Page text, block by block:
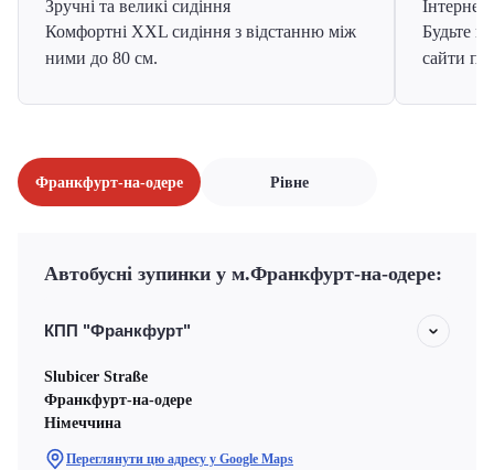
Зручні та великі сидіння
Комфортні XXL сидіння з відстанню між
ними до 80 см.
Інтернет
Будьте
сайти
Франкфурт-на-одере Рівне
Автобусні зупинки у м.Франкфурт-на-одере:
КПП "Франкфурт"
Slubicer Straße
Франкфурт-на-одере
Німеччина
Переглянути цю адресу у Google Maps